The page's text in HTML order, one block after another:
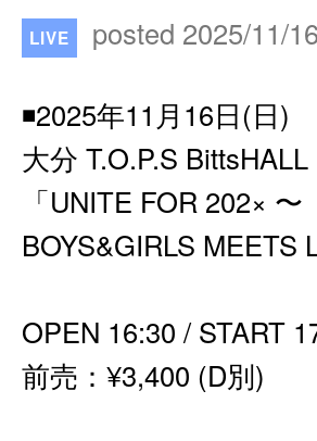
LIVE posted 2025/11/16
◾️2025年11月16日(日)
大分 T.O.P.S BittsHALL
「UNITE FOR 202× 〜
BOYS&GIRLS MEETS
OPEN 16:30 / START
前売：¥3,400 (D別)